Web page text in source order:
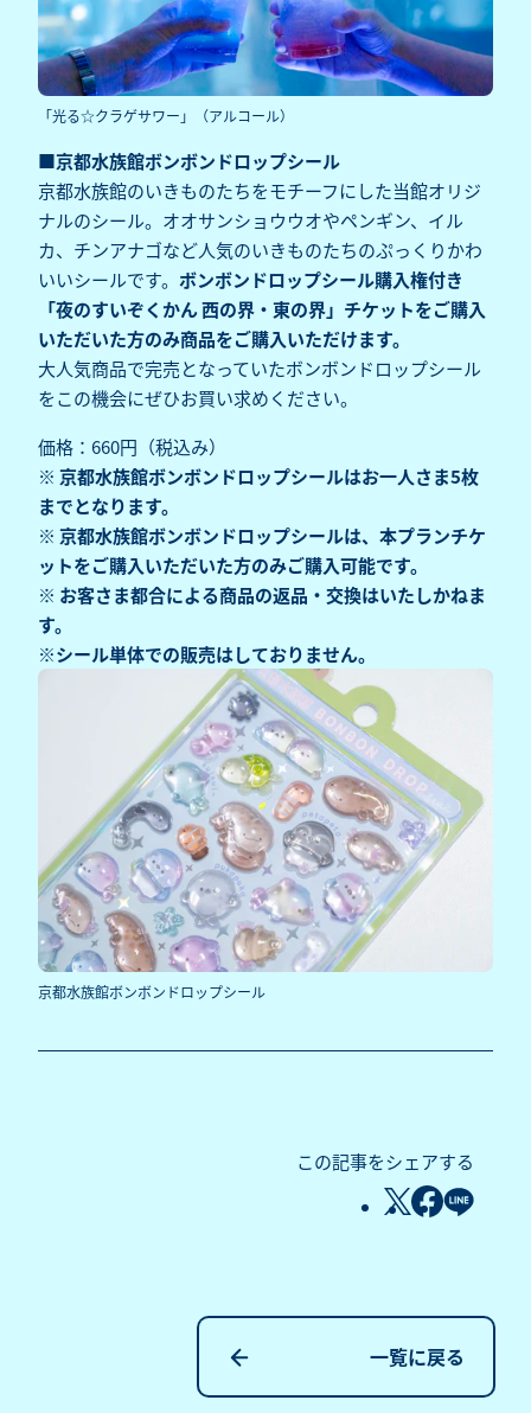
「光る☆クラゲサワー」（アルコール）
■京都水族館ボンボンドロップシール
京都水族館のいきものたちをモチーフにした当館オリジ
ナルのシール。オオサンショウウオやペンギン、イル
カ、チンアナゴなど人気のいきものたちのぷっくりかわ
いいシールです。 ボンボンドロップシール購入権付き
「夜のすいぞくかん 西の界・東の界」チケットをご購入
いただいた方のみ商品をご購入いただけます。
大人気商品で完売となっていたボンボンドロップシール
をこの機会にぜひお買い求めください。
価格：660円（税込み）
※ 京都水族館ボンボンドロップシールはお一人さま5枚
までとなります。
※ 京都水族館ボンボンドロップシールは、本プランチケ
ットをご購入いただいた方のみご購入可能です。
※ お客さま都合による商品の返品・交換はいたしかねま
す。
※シール単体での販売はしておりません。
京都水族館ボンボンドロップシール
この記事をシェアする
一覧に戻る